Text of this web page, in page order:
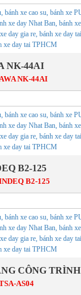
NK-44AI
NK-44AI
B2-125
B2-125
CÔNG TRÌNH
AS04